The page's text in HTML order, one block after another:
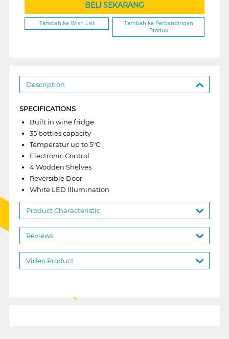
BELI SEKARANG
Tambah ke Wish List
Tambah ke Perbandingan
Produk
Description
SPECIFICATIONS
Built in wine fridge
35 bottles capacity
Temperatur up to 5°C
Electronic Control
4 Wodden Shelves
Reversible Door
White LED Illumination
Product Characteristic
Reviews
Video Product